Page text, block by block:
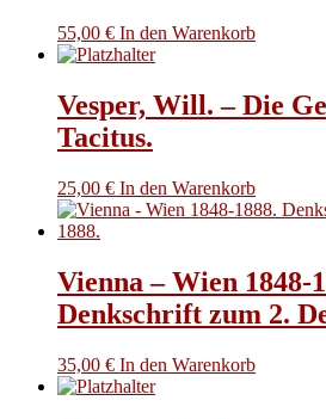
55,00 € In den Warenkorb
Vesper, Will. – Die
Tacitus.
25,00 € In den Warenkorb
Vienna – Wien 1848-
Denkschrift zum 2.
35,00 € In den Warenkorb